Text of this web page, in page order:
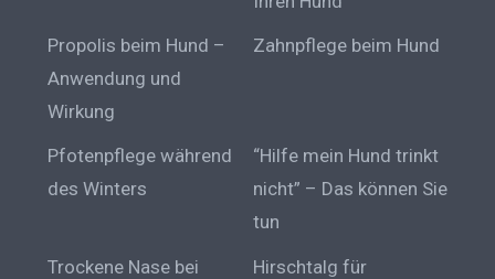
Propolis beim Hund –
Anwendung und
Wirkung
Zahnpflege beim Hund
Pfotenpflege während
des Winters
“Hilfe mein Hund trinkt
nicht” – Das können Sie
tun
Trockene Nase bei
Hirschtalg für